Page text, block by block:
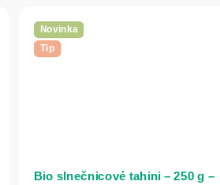
Novinka
Tip
Bio slnečnicové tahini – 250 g –